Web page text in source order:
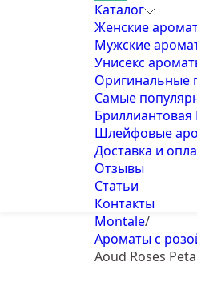
Каталог
Женские
Мужские
Унисекс
Оригинальные
Самые
Бриллиантовая
Шлейфовые
Доставка и
Отзывы
Статьи
Контакты
Montale/
Ароматы с
Aoud Roses